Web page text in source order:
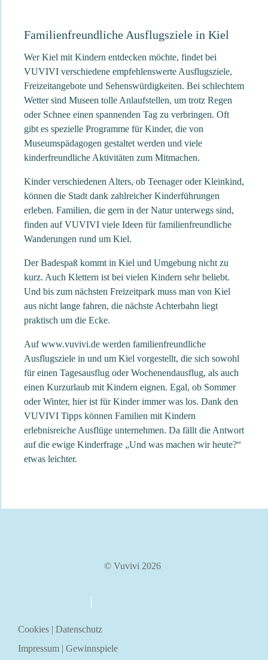
Familienfreundliche Ausflugsziele in Kiel
Wer Kiel mit Kindern entdecken möchte, findet bei
VUVIVI verschiedene empfehlenswerte Ausflugsziele,
Freizeitangebote und Sehenswürdigkeiten. Bei schlechtem
Wetter sind Museen tolle Anlaufstellen, um trotz Regen
oder Schnee einen spannenden Tag zu verbringen. Oft
gibt es spezielle Programme für Kinder, die von
Museumspädagogen gestaltet werden und viele
kinderfreundliche Aktivitäten zum Mitmachen.
Kinder verschiedenen Alters, ob Teenager oder Kleinkind,
können die Stadt dank zahlreicher Kinderführungen
erleben. Familien, die gern in der Natur unterwegs sind,
finden auf VUVIVI viele Ideen für familienfreundliche
Wanderungen rund um Kiel.
Der Badespaß kommt in Kiel und Umgebung nicht zu
kurz. Auch Klettern ist bei vielen Kindern sehr beliebt.
Und bis zum nächsten Freizeitpark muss man von Kiel
aus nicht lange fahren, die nächste Achterbahn liegt
praktisch um die Ecke.
Auf www.vuvivi.de werden familienfreundliche
Ausflugsziele in und um Kiel vorgestellt, die sich sowohl
für einen Tagesausflug oder Wochenendausflug, als auch
einen Kurzurlaub mit Kindern eignen. Egal, ob Sommer
oder Winter, hier ist für Kinder immer was los. Dank den
VUVIVI Tipps können Familien mit Kindern
erlebnisreiche Ausflüge unternehmen. Da fällt die Antwort
auf die ewige Kinderfrage „Und was machen wir heute?“
etwas leichter.
© Vuvivi 2026
Cookies | Datenschutz
Impressum | Gewinnspiele